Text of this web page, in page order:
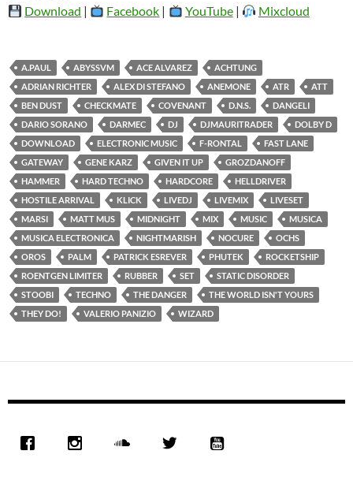
Download | Facebook | YouTube| Mixcloud
A.PAUL ABYSSVM ACE ALVAREZ
ACHTUNG
ADRIAN RICHTER
ALEX DI STEFANO ANEMONE ATR
ATT
BEN DUST
CHECKMATE COVENANT D.N.S.
DANGELI
DARIO SORANO
DARMEC DJ DJMAURITRADER
DOLBY D
DOWNLOAD
ELECTRONIC MUSIC F-RONTAL
FAST LANE
GATEWAY
GENE KARZ GIVEN IT UP
GROZDANOFF
HAMMER
HARD TECHNO HARDCORE
HELLDRIVER
HOSTILE ARRIVAL
KLICK LIVEDJ LIVEMIX
LIVESET
MARSI
MATT MUS MIDNIGHT MIX MUSIC
MUSICA
MUSICA ELECTRONICA
NIGHTMARISH NOCURE
OCHS
OROS
PALM PATRICK ESREVER PHUTEK
ROCKETSHIP
ROENTGEN LIMITER
RUBBER SET
STATIC DISORDER
STOOBI
TECHNO THE DANGER
THE WORLD ISN'T YOURS
THEY DO!
VALERIO PANIZIO WIZARD